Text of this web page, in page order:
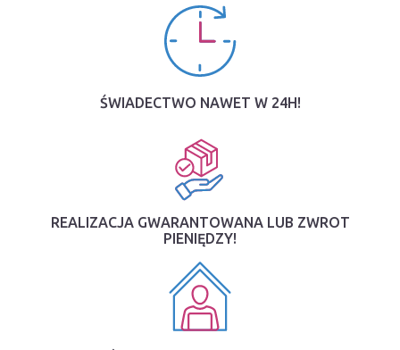
ŚWIADECTWO NAWET W 24H!
REALIZACJA GWARANTOWANA LUB ZWROT
PIENIĘDZY!